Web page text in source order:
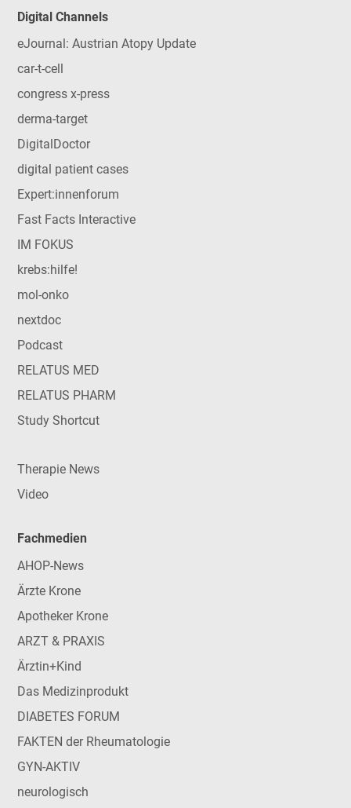
Digital Channels
eJournal: Austrian Atopy Update
car-t-cell
congress x-press
derma-target
DigitalDoctor
digital patient cases
Expert:innenforum
Fast Facts Interactive
IM FOKUS
krebs:hilfe!
mol-onko
nextdoc
Podcast
RELATUS MED
RELATUS PHARM
Study Shortcut
Therapie News
Video
Fachmedien
AHOP-News
Ärzte Krone
Apotheker Krone
ARZT & PRAXIS
Ärztin+Kind
Das Medizinprodukt
DIABETES FORUM
FAKTEN der Rheumatologie
GYN-AKTIV
neurologisch